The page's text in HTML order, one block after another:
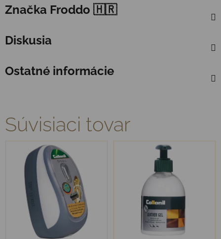
Značka Froddo 🇭🇷
Diskusia
Ostatné informácie
Súvisiaci tovar